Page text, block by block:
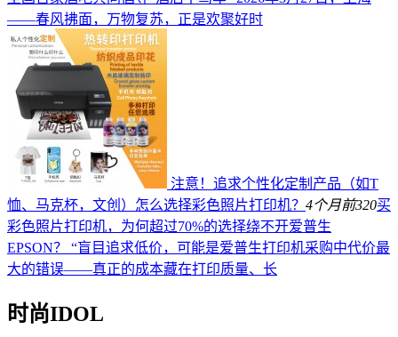
——春风拂面，万物复苏，正是欢聚好时
注意！追求个性化定制产品（如T
恤、马克杯，文创）怎么选择彩色照片打印机？ 4个月前320买
彩色照片打印机，为何超过70%的选择绕不开爱普生
EPSON？ “盲目追求低价，可能是爱普生打印机采购中代价最
大的错误——真正的成本藏在打印质量、长
时尚IDOL